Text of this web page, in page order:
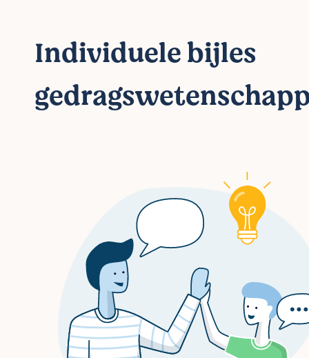
Individuele bijles